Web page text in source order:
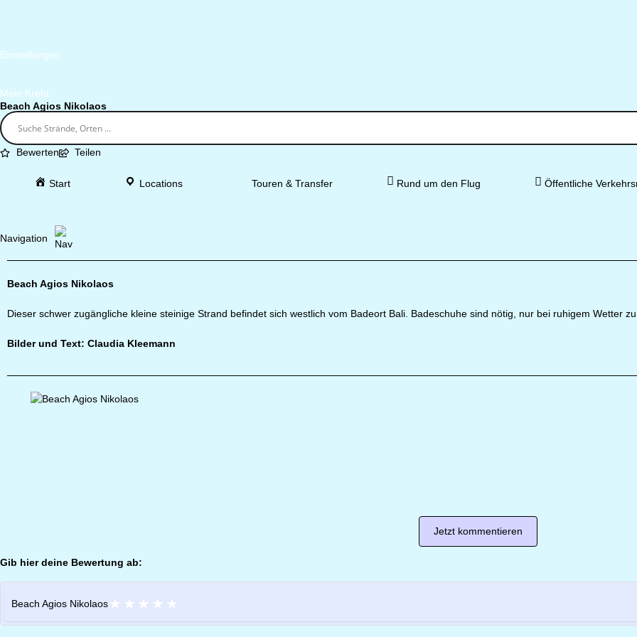
Einstellungen
Mein Kreta
Beach Agios Nikolaos
Bewerten Teilen
Start Locations Touren & Transfer Rund um den Flug Öffentliche
Navigation
Beach Agios Nikolaos
Dieser schwer zugängliche kleine steinige Strand befindet sich westlich vom Badeort Bali. Badeschuhe sind nötig, nur bei ruhigem Wetter
Bilder und Text: Claudia Kleemann
Jetzt kommentieren
Gib hier deine Bewertung ab:
Beach Agios Nikolaos ★ ★ ★ ★ ★